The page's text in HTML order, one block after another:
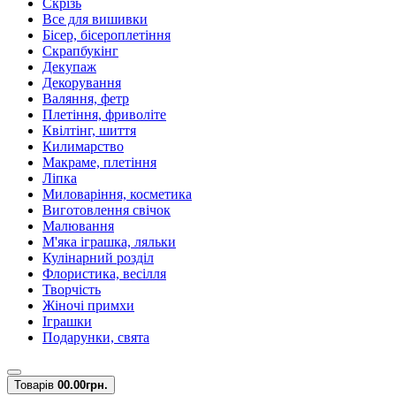
Все для вишивки
Бісер, бісероплетіння
Скрапбукінг
Декупаж
Декорування
Валяння, фетр
Плетіння, фриволіте
Квілтінг, шиття
Килимарство
Макраме, плетіння
Ліпка
Миловаріння, косметика
Виготовлення свічок
Малювання
М'яка іграшка, ляльки
Кулінарний розділ
Флористика, весілля
Творчість
Жіночі примхи
Іграшки
Подарунки, свята
Товарів 00.00грн.